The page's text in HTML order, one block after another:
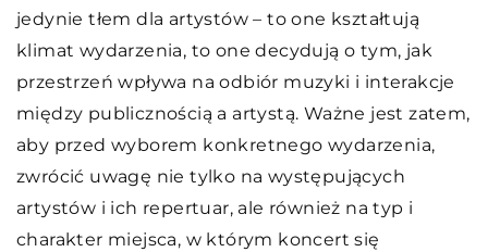
jedynie tłem dla artystów – to one kształtują
klimat wydarzenia, to one decydują o tym, jak
przestrzeń wpływa na odbiór muzyki i interakcje
między publicznością a artystą. Ważne jest zatem,
aby przed wyborem konkretnego wydarzenia,
zwrócić uwagę nie tylko na występujących
artystów i ich repertuar, ale również na typ i
charakter miejsca, w którym koncert się